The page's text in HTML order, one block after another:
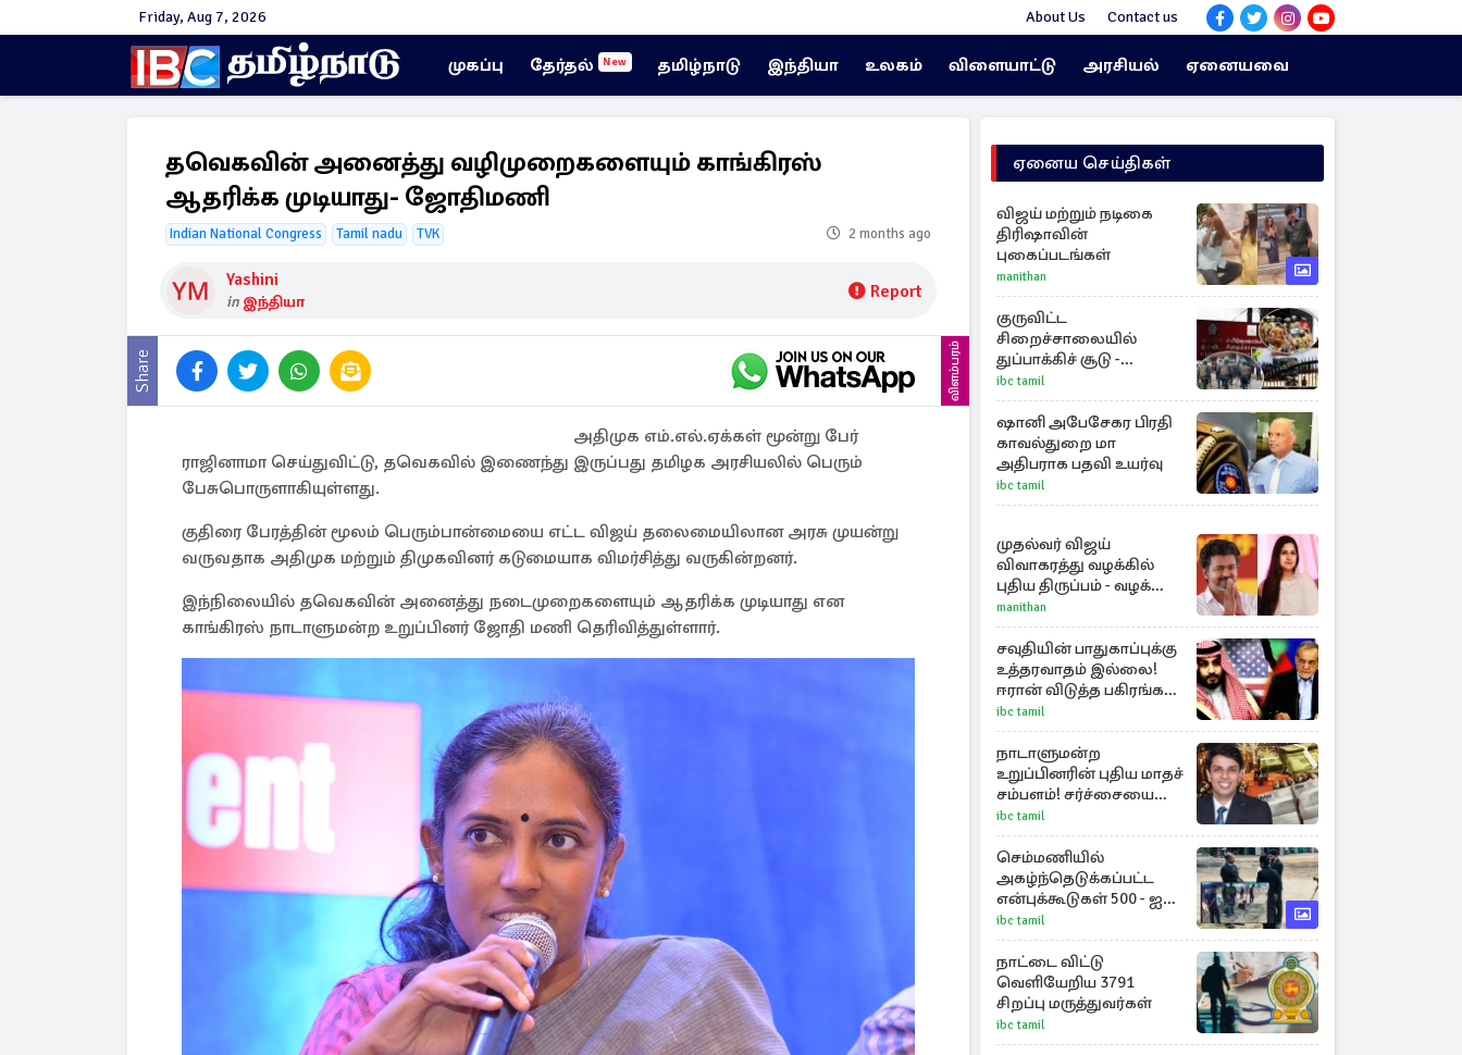
Friday, Aug 7, 2026 About Us Contact us
முகப்பு தேர்தல் New தமிழ்நாடு இந்தியா உலகம் விளையாட்டு அரசியல் ஏனையவை
தவெகவின் அனைத்து வழிமுறைகளையும் காங்கிரஸ்
ஆதரிக்க முடியாது- ஜோதிமணி
Indian National Congress Tamil nadu TVK 2 months ago
Yashini
in இந்தியா Report
Share விளம்பரம்
அதிமுக எம்.எல்.ஏக்கள் மூன்று பேர்
ராஜினாமா செய்துவிட்டு, தவெகவில் இணைந்து இருப்பது தமிழக அரசியலில் பெரும்
பேசுபொருளாகியுள்ளது.
குதிரை பேரத்தின் மூலம் பெரும்பான்மையை எட்ட விஜய் தலைமையிலான அரசு முயன்று
வருவதாக அதிமுக மற்றும் திமுகவினர் கடுமையாக விமர்சித்து வருகின்றனர்.
இந்நிலையில் தவெகவின் அனைத்து நடைமுறைகளையும் ஆதரிக்க முடியாது என
காங்கிரஸ் நாடாளுமன்ற உறுப்பினர் ஜோதி மணி தெரிவித்துள்ளார்.
ஏனைய செய்திகள்
விஜய் மற்றும் நடிகை
திரிஷாவின்
புகைப்படங்கள்
manithan
குருவிட்ட
சிறைச்சாலையில்
துப்பாக்கிச் சூடு -
நீதியமைச்சரின்
அறிவிப்பு
ibc tamil
ஷானி அபேசேகர பிரதி
காவல்துறை மா
அதிபராக பதவி உயர்வு
ibc tamil
முதல்வர் விஜய்
விவாகரத்து வழக்கில்
புதிய திருப்பம் - வழக்கை
வாபஸ் பெற்ற சங்கீதா!
manithan
சவுதியின் பாதுகாப்புக்கு
உத்தரவாதம் இல்லை!
ஈரான் விடுத்த பகிரங்க
எச்சரிக்கை
ibc tamil
நாடாளுமன்ற
உறுப்பினரின் புதிய மாதச்
சம்பளம்! சர்ச்சையை
கிளப்பிய அர்ச்சுனாவின்
அறிக்கை
ibc tamil
செம்மணியில்
அகழ்ந்தெடுக்கப்பட்ட
என்புக்கூடுகள் 500 - ஐ
தாண்டியது
ibc tamil
நாட்டை விட்டு
வெளியேறிய 3791
சிறப்பு மருத்துவர்கள்
ibc tamil